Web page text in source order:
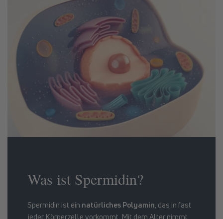
Was ist Spermidin?
Spermidin ist ein natürliches Polyamin , das in fast
jeder Körperzelle vorkommt. Mit dem Alter nimmt